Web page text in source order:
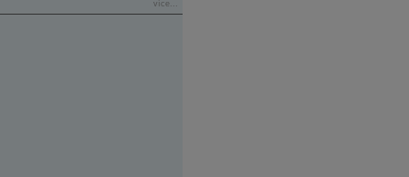
více...